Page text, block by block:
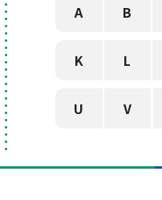
A B
K L
U V